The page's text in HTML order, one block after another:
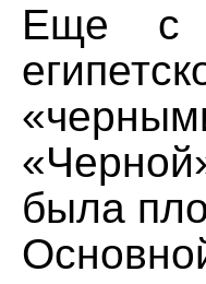
Еще с
была